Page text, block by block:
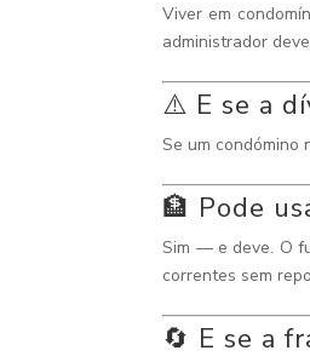
Viver em
administrador
⚠️ E se a
Se um
🏦 Pode
Sim — e deve. O
correntes sem
🔄 E se a